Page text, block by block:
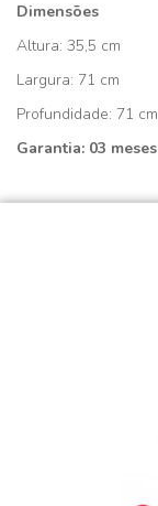
Dimensões
Altura: 35,5 cm
Largura: 71 cm
Profundidade: 71 cm
Garantia: 03 meses